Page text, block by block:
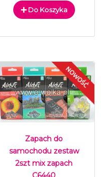
Do Koszyka
Zapach do
samochodu zestaw
2szt mix zapach